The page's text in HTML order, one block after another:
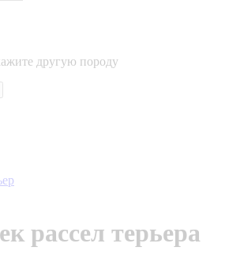
другую породу
рассел терьера